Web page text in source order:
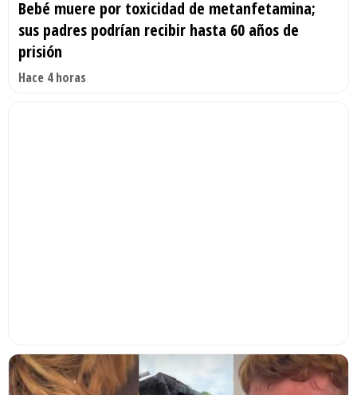
Bebé muere por toxicidad de metanfetamina;
sus padres podrían recibir hasta 60 años de
prisión
Hace 4 horas